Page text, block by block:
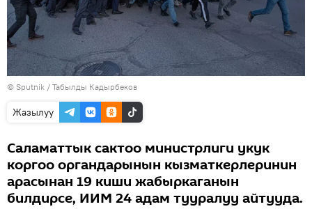
© Sputnik / Табылды Кадырбеков
Жазылуу
Саламаттык сактоо министрлиги укук
коргоо органдарынын кызматкерлеринин
арасынан 19 киши жабыркаганын
билдирсе, ИИМ 24 адам тууралуу айтууда.